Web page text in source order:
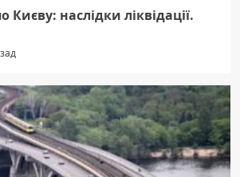
Києву: наслідки ліквідації.